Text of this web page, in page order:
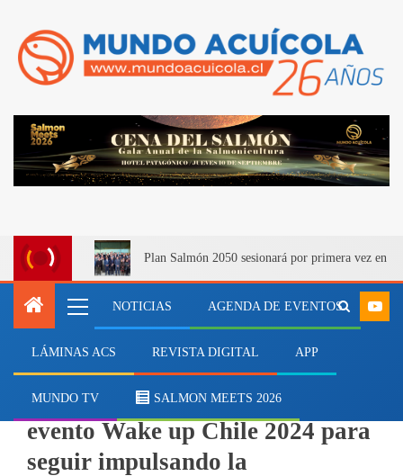
Plan Salmón 2050 sesionará por primera vez en
NOTICIAS AGENDA DE EVENTOS
LÁMINAS ACS REVISTA DIGITAL APP
MUNDO TV SALMON MEETS 2026
Consejo del Salmón realizará
evento Wake up Chile 2024 para
seguir impulsando la